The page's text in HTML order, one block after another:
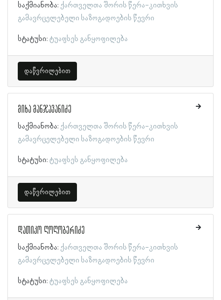
საქმიანობა: ქართველთა შორის წერა-კითხვის
გამავრცელებელი საზოგადოების წევრი
სტატუსი: ტუაფსეს განყოფილება
დაწვრილებით
მიხა მანჯავანიძე
საქმიანობა: ქართველთა შორის წერა-კითხვის
გამავრცელებელი საზოგადოების წევრი
სტატუსი: ტუაფსეს განყოფილება
დაწვრილებით
დათიკო ღოღობერიძე
საქმიანობა: ქართველთა შორის წერა-კითხვის
გამავრცელებელი საზოგადოების წევრი
სტატუსი: ტუაფსეს განყოფილება